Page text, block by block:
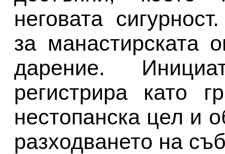
неговата
за манастирската
дарение.
регистрира като
нестопанска цел и
разходването на